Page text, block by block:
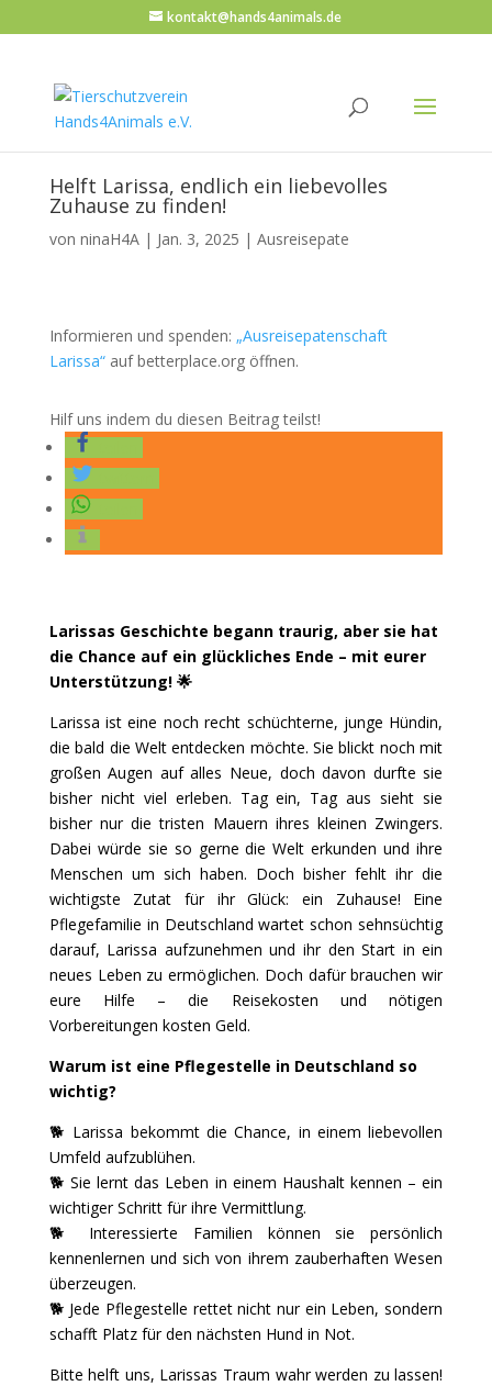
kontakt@hands4animals.de
Helft Larissa, endlich ein liebevolles
Zuhause zu finden!
von ninaH4A| Jan. 3, 2025 | Ausreisepate
Informieren und spenden: „Ausreisepatenschaft
Larissa“auf betterplace.org öffnen.
Hilf uns indem du diesen Beitrag teilst!
Larissas Geschichte begann traurig, aber sie hat
die Chance auf ein glückliches Ende – mit eurer
Unterstützung! 🌟
Larissa ist eine noch recht schüchterne, junge Hündin,
die bald die Welt entdecken möchte. Sie blickt noch mit
großen Augen auf alles Neue, doch davon durfte sie
bisher nicht viel erleben. Tag ein, Tag aus sieht sie
bisher nur die tristen Mauern ihres kleinen Zwingers.
Dabei würde sie so gerne die Welt erkunden und ihre
Menschen um sich haben. Doch bisher fehlt ihr die
wichtigste Zutat für ihr Glück: ein Zuhause! Eine
Pflegefamilie in Deutschland wartet schon sehnsüchtig
darauf, Larissa aufzunehmen und ihr den Start in ein
neues Leben zu ermöglichen. Doch dafür brauchen wir
eure Hilfe – die Reisekosten und nötigen
Vorbereitungen kosten Geld.
Warum ist eine Pflegestelle in Deutschland so
wichtig?
🐕 Larissa bekommt die Chance, in einem liebevollen
Umfeld aufzublühen.
🐕 Sie lernt das Leben in einem Haushalt kennen – ein
wichtiger Schritt für ihre Vermittlung.
🐕 Interessierte Familien können sie persönlich
kennenlernen und sich von ihrem zauberhaften Wesen
überzeugen.
🐕 Jede Pflegestelle rettet nicht nur ein Leben, sondern
schafft Platz für den nächsten Hund in Not.
Bitte helft uns, Larissas Traum wahr werden zu lassen!